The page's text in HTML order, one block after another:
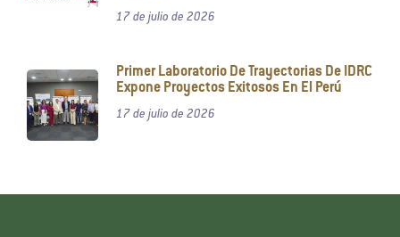
17 de julio de 2026
Primer Laboratorio De Trayectorias De IDRC
Expone Proyectos Exitosos En El Perú
17 de julio de 2026